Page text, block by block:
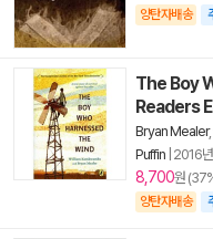
양탄자배송
The Boy
Readers
Bryan Mealer,
Puffin 2016
8,700원
양탄자배송